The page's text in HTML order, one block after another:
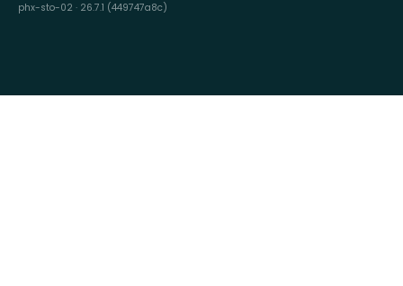
phx-sto-02 · 26.7.1 (449747a8c)